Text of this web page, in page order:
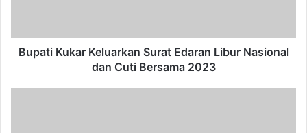
Cuti
Bersama
Bupati Kukar Keluarkan Surat Edaran Libur Nasional
dan Cuti Bersama 2023